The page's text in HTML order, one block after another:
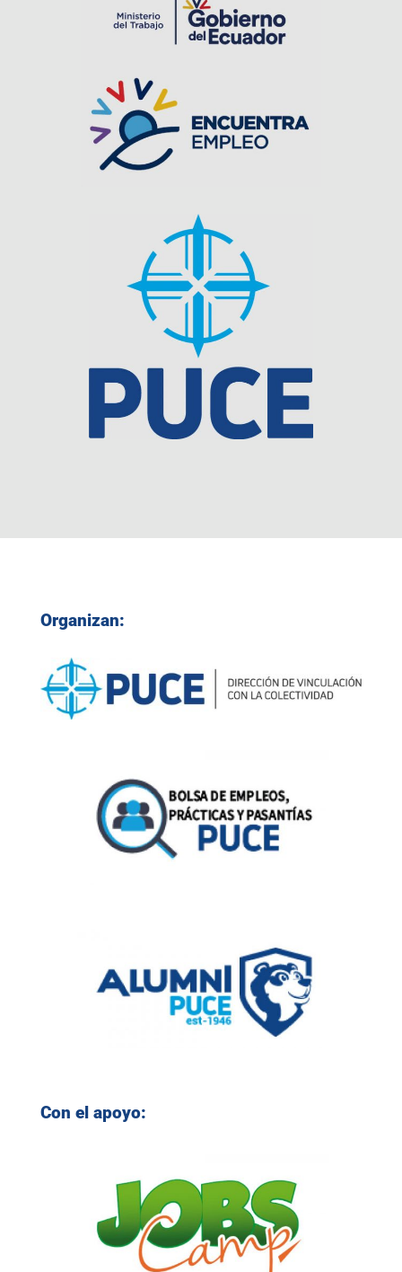
Organizan:
Con el apoyo: